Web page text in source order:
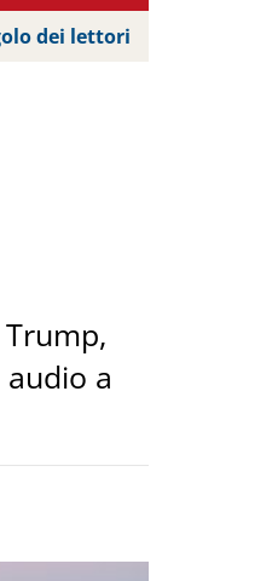
dei lettori
a